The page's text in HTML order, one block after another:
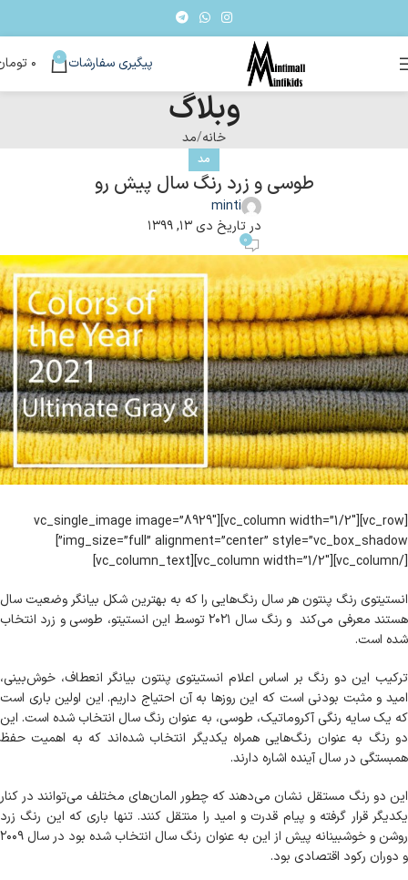
پیگیری سفارشات 0 ۰
وبلاگ
خانه مد
مد
طوسی و زرد رنگ سال پیش رو
minti
در تاریخ دی ۱۳, ۱۳۹۹
۰
[vc_row][vc_column width=”1/2″][vc_single_image image=”8929″
img_size=”full” alignment=”center” style=”vc_box_shadow”]
[/vc_column][vc_column width=”1/2″][vc_column_text]
انستیتوی رنگ پنتون هر سال رنگ‌هایی را که به بهترین شکل بیانگر وضعیت سال
هستند معرفی می‌کند و رنگ سال ۲۰۲۱ توسط این انستیتو، طوسی و زرد انتخاب
شده است.
ترکیب این دو رنگ بر اساس اعلام انستیتوی پنتون بیانگر انعطاف، خوش‌بینی،
امید و مثبت بودنی است که این روزها به آن احتیاج داریم. این اولین باری است
که یک سایه رنگی آکروماتیک، طوسی، به عنوان رنگ سال انتخاب شده است. این
دو رنگ به عنوان رنگ‌هایی همراه یکدیگر انتخاب شده‌اند که به اهمیت حفظ
همبستگی در سال آینده اشاره دارند.
این دو رنگ مستقل نشان می‌دهند که چطور المان‌های مختلف می‌توانند در کنار
یکدیگر قرار گرفته و پیام قدرت و امید را منتقل کنند. تنها باری که این رنگ زرد
روشن و خوشبینانه پیش از این به عنوان رنگ سال انتخاب شده بود در سال ۲۰۰۹
و دوران رکود اقتصادی بود.